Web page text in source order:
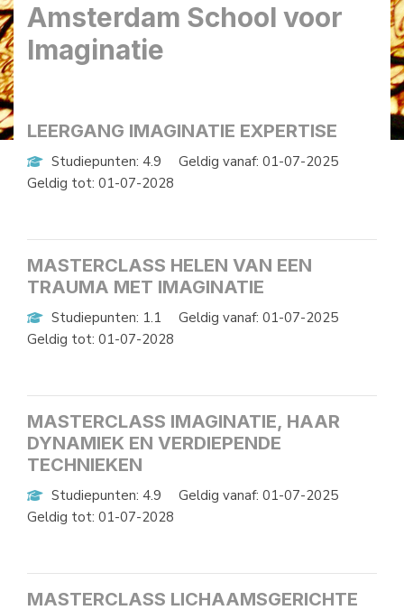
Amsterdam School voor
Imaginatie
LEERGANG IMAGINATIE EXPERTISE
Studiepunten: 4.9
Geldig vanaf: 01-07-2025
Geldig tot: 01-07-2028
MASTERCLASS HELEN VAN EEN
TRAUMA MET IMAGINATIE
Studiepunten: 1.1
Geldig vanaf: 01-07-2025
Geldig tot: 01-07-2028
MASTERCLASS IMAGINATIE, HAAR
DYNAMIEK EN VERDIEPENDE
TECHNIEKEN
Studiepunten: 4.9
Geldig vanaf: 01-07-2025
Geldig tot: 01-07-2028
MASTERCLASS LICHAAMSGERICHTE